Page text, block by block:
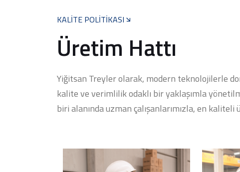
KALITE POLITIKASI
Üretim Hattı
Yiğitsan Treyler olarak, modern teknolojilerle
kalite ve verimlilik odaklı bir yaklaşımla
biri alanında uzman çalışanlarımızla, en